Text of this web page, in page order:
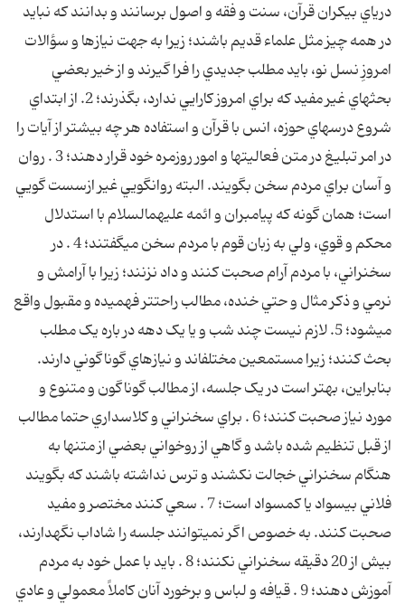
درياي بي‏کران قرآن، سنت و فقه و اصول برسانند و بدانند که نبايد
در همه چيز مثل علماء قديم باشند؛ زيرا به جهت نيازها و سؤالات
امروزِ نسل نو، بايد مطلب جديدي را فرا گيرند و از خير بعضي
بحثهاي غير مفيد که براي امروز کارايي ندارد، بگذرند؛ 2. از ابتداي
شروع درسهاي حوزه، انس با قرآن و استفاده هر چه بيشتر از آيات را
در امر تبليغ در متن فعاليتها و امور روزمره خود قرار دهند؛ 3 . روان
و آسان براي مردم سخن بگويند. البته روان‏گويي غير ازسست گويي
است؛ همان گونه که پيامبران و ائمه عليهم‏السلام با استدلال
محکم و قوي، ولي به زبان قوم با مردم سخن مي‏گفتند؛ 4 . در
سخنراني، با مردم آرام صحبت کنند و داد نزنند؛ زيرا با آرامش و
نرمي و ذکر مثال و حتي خنده، مطالب راحت‏تر فهميده و مقبول واقع
مي‏شود؛ 5. لازم نيست چند شب و يا يک دهه در باره يک مطلب
بحث کنند؛ زيرا مستمعين مختلف‏اند و نيازهاي گوناگوني دارند.
بنابراين، بهتر است در يک جلسه، از مطالب گوناگون و متنوع و
مورد نياز صحبت کنند؛ 6 . براي سخنراني و کلاسداري حتما مطالب
از قبل تنظيم شده باشد و گاهي از روخواني بعضي از متنها به
هنگام سخنراني خجالت نکشند و ترس نداشته باشند که بگويند
فلاني بي‏سواد يا کم‏سواد است؛ 7 . سعي کنند مختصر و مفيد
صحبت کنند. به خصوص اگر نمي‏توانند جلسه را شاداب نگه‏دارند،
بيش از 20 دقيقه سخنراني نکنند؛ 8 . بايد با عمل خود به مردم
آموزش دهند؛ 9 . قيافه و لباس و برخورد آنان کاملاً معمولي و عادي